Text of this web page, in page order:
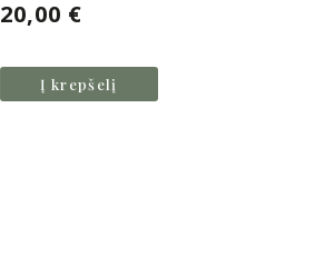
20,00 €
Į krepšelį